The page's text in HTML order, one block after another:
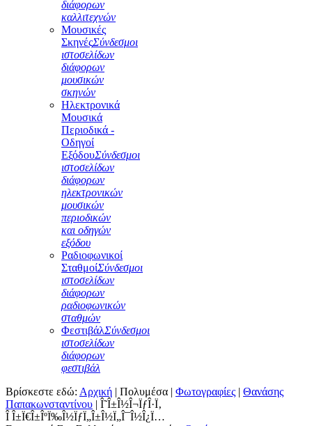
διάφορων
καλλιτεχνών
Μουσικές
ΣκηνέςΣύνδεσμοι
ιστοσελίδων
διάφορων
μουσικών
σκηνών
Ηλεκτρονικά
Μουσικά
Περιοδικά -
Οδηγοί
ΕξόδουΣύνδεσμοι
ιστοσελίδων
διάφορων
ηλεκτρονικών
μουσικών
περιοδικών
και οδηγών
εξόδου
Ραδιοφωνικοί
ΣταθμοίΣύνδεσμοι
ιστοσελίδων
διάφορων
ραδιοφωνικών
σταθμών
ΦεστιβάλΣύνδεσμοι
ιστοσελίδων
διάφορων
φεστιβάλ
Βρίσκεστε εδώ: Αρχική | Πολυμέσα | Φωτογραφίες | Θανάσης
Παπακωνσταντίνου | Î˜Î±Î½Î¬ÏƒÎ·Ï‚
Î Î±Ï€Î±ÎºÏ‰Î½ÏƒÏ„Î±Î½Ï„Î¯Î½Î¿Ï…